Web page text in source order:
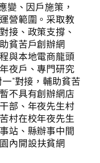
變、因戶施策，
營範圍。采取教
接、政策支撐、
貧苦戶創辦網
與本地電商龍頭
夜戶、專門研究
”對接，輔助貧苦
不具有創辦網店
部、年夜先生村
村在校年夜先生
站、縣辦事中間
內開設扶貧網